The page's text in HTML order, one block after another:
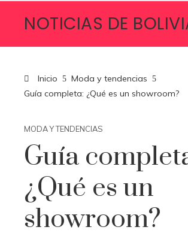
NOTICIAS DE
Inicio
Moda y tendencias
Guía completa: ¿Qué es un showroom?
MODA Y TENDENCIAS
Guía
¿Qué es un
showroom?